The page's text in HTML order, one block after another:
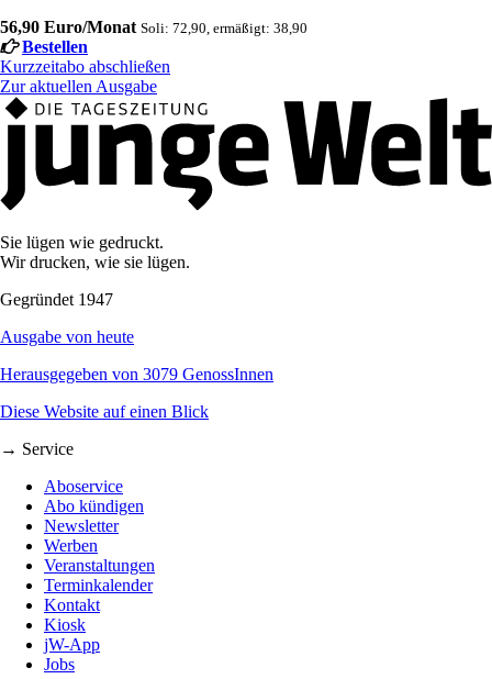
56,90 Euro/Monat Soli: 72,90, ermäßigt: 38,90
Bestellen
Kurzzeitabo abschließen
Zur aktuellen Ausgabe
Sie lügen wie gedruckt.
Wir drucken, wie sie lügen.
Gegründet 1947
Ausgabe von heute
Herausgegeben von 3079 GenossInnen
Diese Website auf einen Blick
→ Service
Aboservice
Abo kündigen
Newsletter
Werben
Veranstaltungen
Terminkalender
Kontakt
Kiosk
jW-App
Jobs